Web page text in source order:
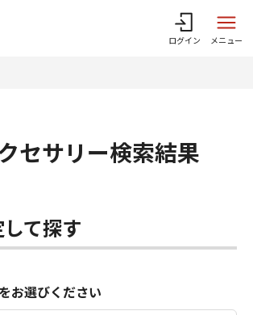
ログイン メニュー
セサリー検索結果
て探す
お選びください